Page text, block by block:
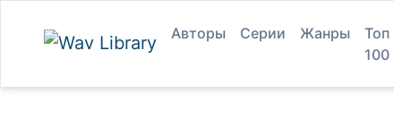
Авторы Серии Жанры
Топ
100